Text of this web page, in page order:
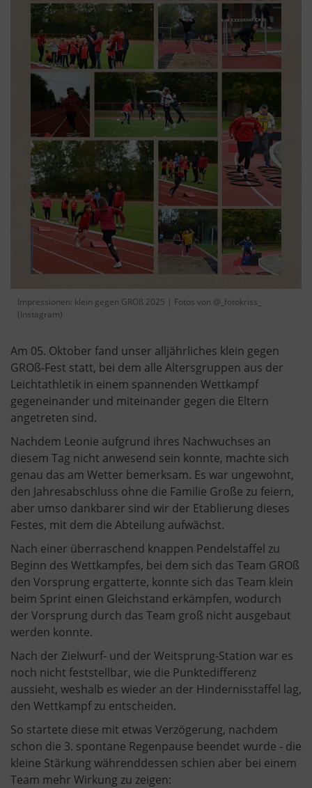
Impressionen: klein gegen GROß 2025 | Fotos von @_fotokriss_
(Instagram)
Am 05. Oktober fand unser alljährliches klein gegen
GROß-Fest statt, bei dem alle Altersgruppen aus der
Leichtathletik in einem spannenden Wettkampf
gegeneinander und miteinander gegen die Eltern
angetreten sind.
Nachdem Leonie aufgrund ihres Nachwuchses an
diesem Tag nicht anwesend sein konnte, machte sich
genau das am Wetter bemerksam. Es war ungewohnt,
den Jahresabschluss ohne die Familie Große zu feiern,
aber umso dankbarer sind wir der Etablierung dieses
Festes, mit dem die Abteilung aufwächst.
Nach einer überraschend knappen Pendelstaffel zu
Beginn des Wettkampfes, bei dem sich das Team GROß
den Vorsprung ergatterte, konnte sich das Team klein
beim Sprint einen Gleichstand erkämpfen, wodurch
der Vorsprung durch das Team groß nicht ausgebaut
werden konnte.
Nach der Zielwurf- und der Weitsprung-Station war es
noch nicht feststellbar, wie die Punktedifferenz
aussieht, weshalb es wieder an der Hindernisstaffel lag,
den Wettkampf zu entscheiden.
So startete diese mit etwas Verzögerung, nachdem
schon die 3. spontane Regenpause beendet wurde - die
kleine Stärkung währenddessen schien aber bei einem
Team mehr Wirkung zu zeigen: